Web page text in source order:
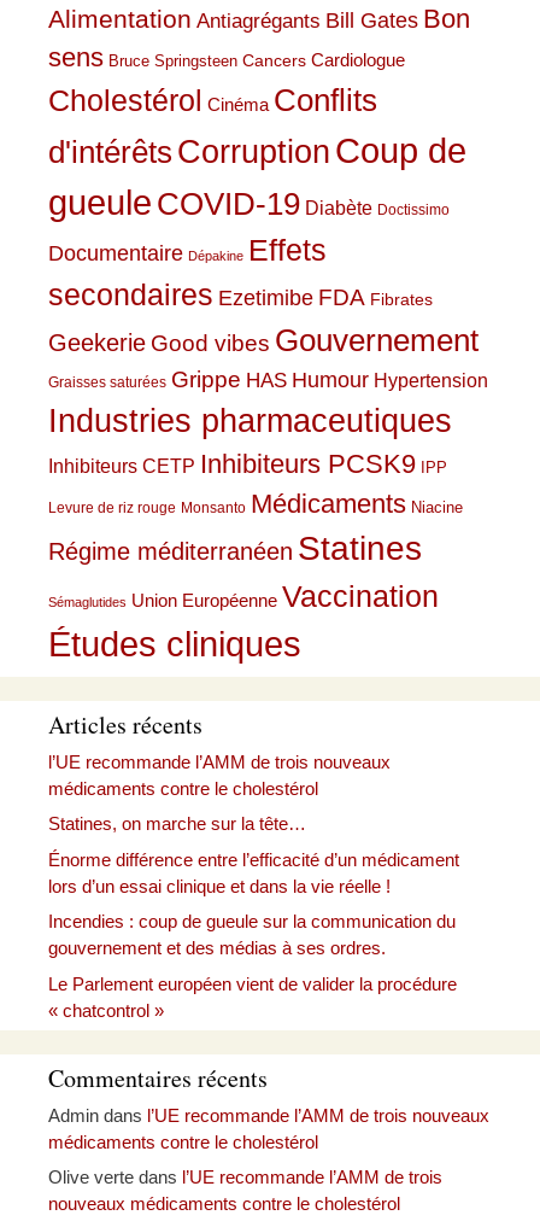
Alimentation Antiagrégants Bill Gates Bon
sens Bruce Springsteen Cancers Cardiologue
Cholestérol Cinéma Conflits
d'intérêts CorruptionCoup de
gueule COVID-19 Diabète Doctissimo
Documentaire Dépakine Effets
secondaires Ezetimibe FDA Fibrates
Geekerie Good vibes Gouvernement
Graisses saturées Grippe HAS Humour Hypertension
Industries pharmaceutiques
Inhibiteurs CETP Inhibiteurs PCSK9 IPP
Levure de riz rouge Monsanto Médicaments Niacine
Régime méditerranéen Statines
Sémaglutides Union Européenne Vaccination
Études cliniques
Articles récents
l’UE recommande l’AMM de trois nouveaux
médicaments contre le cholestérol
Statines, on marche sur la tête…
Énorme différence entre l’efficacité d’un médicament
lors d’un essai clinique et dans la vie réelle !
Incendies : coup de gueule sur la communication du
gouvernement et des médias à ses ordres.
Le Parlement européen vient de valider la procédure
« chatcontrol »
Commentaires récents
Admin dans l’UE recommande l’AMM de trois nouveaux
médicaments contre le cholestérol
Olive verte dans l’UE recommande l’AMM de trois
nouveaux médicaments contre le cholestérol